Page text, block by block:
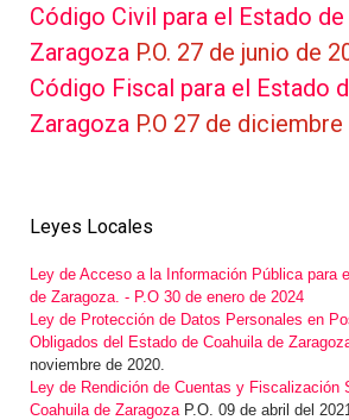
Código Civil para el Estado de
Zaragoza P.O. 27 de junio de
Código Fiscal para el Estado
Zaragoza P.O 27 de
Leyes Locales
Ley de Acceso a la Información Pública para
de Zaragoza. - P.O 30 de enero de 2024
Ley de Protección de Datos Personales en
Obligados del Estado de Coahuila de
noviembre de 2020.
Ley de Rendición de Cuentas y Fiscalización
Coahuila de Zaragoza P.O. 09 de abril del 2021.